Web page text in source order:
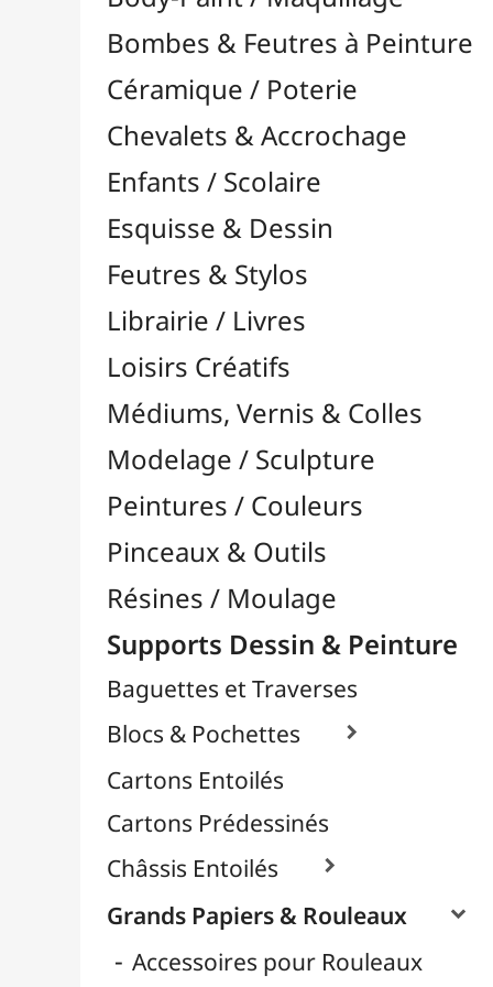
Feutres & Stylos
Librairie / Livres
Loisirs Créatifs
Médiums, Vernis & Colles
Modelage / Sculpture
Peintures / Couleurs
Résines / Moulage
Supports Dessin & Peinture
Blocs & Pochettes
Cartons Entoilés
Cartons Prédessinés
Châssis Entoilés

Grands Papiers & Rouleaux 
Accessoires pour Rouleaux
Contrecollés
Déco & Métalliques
Format Raisin & Grand Aigle
Pour Pochoir
Papier Scrapbooking
Papier Pailleté
Papiers Calque / Transfert 
Papiers Décoratifs
Supports Rigides / Bois
Toiles d'Artistes au Mètre
Transport / Rangement
Papeterie & Bureau